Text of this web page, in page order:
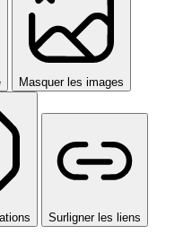
Masquer les images
Surligner les liens